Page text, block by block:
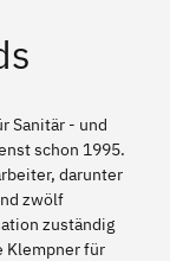
Sanitär - und
schon 1995.
darunter
zwölf
zuständig
Klempner für